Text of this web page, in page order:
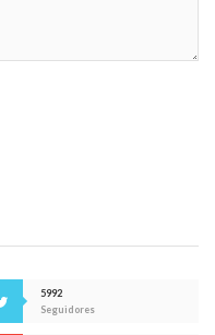
5992
Seguidores